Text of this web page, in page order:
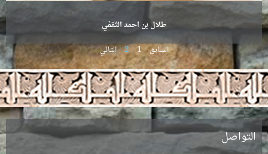
طلال بن احمد الثقفي
السابق 1
2 التالي
.
التواصل